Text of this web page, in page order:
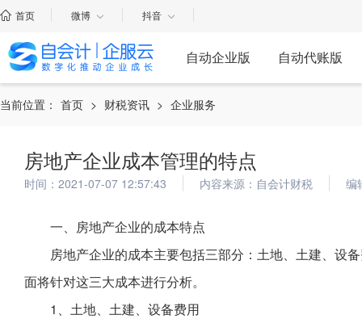
首页 微博 抖音
自动企业版 自动代账版
当前位置： 首页 > 财税资讯 > 企业服务
房地产企业成本管理的特点
时间：2021-07-07 12:57:43 内容来源：自会计财税 编
一、房地产企业的成本特点
房地产企业的成本主要包括三部分：土地、土建、设
面将针对这三大成本进行分析。
1、土地、土建、设备费用